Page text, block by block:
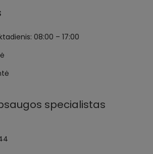
08:00 – 17:00
specialistas